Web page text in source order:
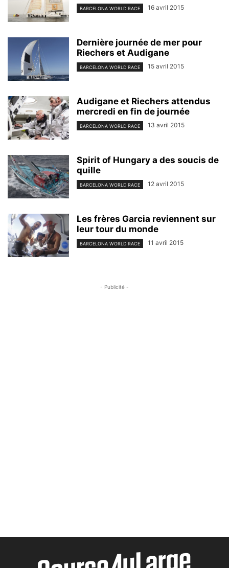
BARCELONA WORLD RACE 16 avril 2015
Dernière journée de mer pour
Riechers et Audigane
BARCELONA WORLD RACE 15 avril 2015
Audigane et Riechers attendus
mercredi en fin de journée
BARCELONA WORLD RACE 13 avril 2015
Spirit of Hungary a des soucis de
quille
BARCELONA WORLD RACE 12 avril 2015
Les frères Garcia reviennent sur
leur tour du monde
BARCELONA WORLD RACE 11 avril 2015
- Publicité -